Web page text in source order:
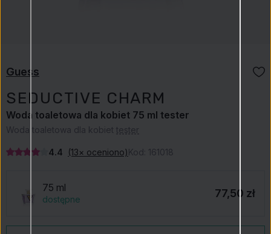
Guess
SEDUCTIVE CHARM
Woda toaletowa dla kobiet 75 ml tester
Woda toaletowa dla kobiet tester
4.4 (13× oceniono)Kod: 161018
75 ml
dostępne 77,50 zł